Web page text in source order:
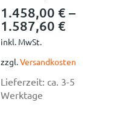
1.458,00€ –
1.587,60€
inkl. MwSt.
zzgl.Versandkosten
Lieferzeit: ca. 3-5
Werktage